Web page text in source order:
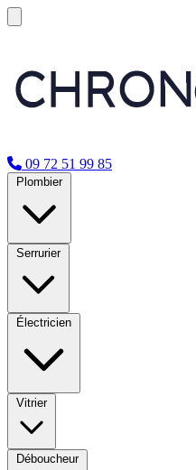
09 72 51 99 85
Plombier
Serrurier
Électricien
Vitrier
Déboucheur